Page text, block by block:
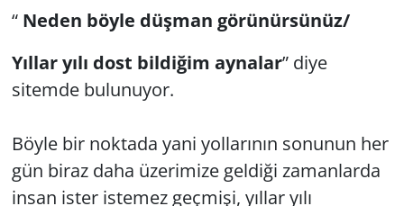
“ Neden böyle düşman görünürsünüz/
Yıllar yılı dost bildiğim aynalar” diye
sitemde bulunuyor.
Böyle bir noktada yani yollarının sonunun her
gün biraz daha üzerimize geldiği zamanlarda
insan ister istemez geçmişi, yıllar yılı